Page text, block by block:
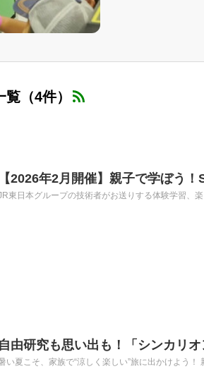
（4件）
【2026年2月開催】親子で学ぼう
東日本グループの技術者がお送りする体験学習、
自由研究も思い出も！「シンカリ
い夏こそ、家族で“涼しく楽しい”旅に出かけよう